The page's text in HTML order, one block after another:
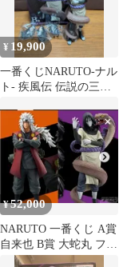
¥ 19,900
一番くじNARUTO-ナル
ト- 疾風伝 伝説の三
正規品
¥52,000
NARUTO 一番くじ A賞
自来也 B賞 大蛇丸 フィ
ギュアセット